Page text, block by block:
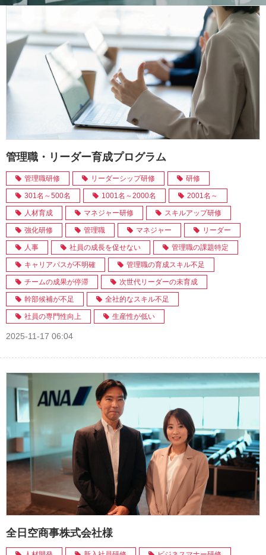
管理職・リーダー育成プログラム
管理職研修 リーダーシップ研修 研修
301名～500名 1001名～2000名 2001名～
人材育成 マネジャー研修 スキルアップ研修
強化研修 管理職 マネジャー リーダー
人事 社員の成長を促せない 管理職の課題特定
キャリアパスが不明確 管理職の育成スキル不足
チームの成果が停滞 次世代リーダーの未育成
幹部候補が不足 全社的なスキル不足
社員の専門性向上 生産性が低い
2025-11-17 06:04
全日空商事株式会社様